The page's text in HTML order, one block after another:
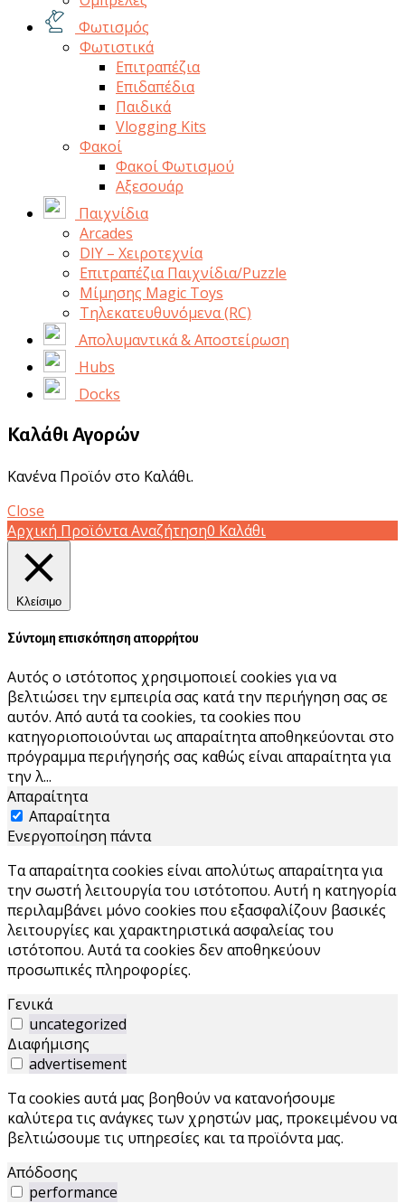
Φωτισμός
Φωτιστικά
Επιτραπέζια
Επιδαπέδια
Παιδικά
Vlogging Kits
Φακοί
Φακοί Φωτισμού
Αξεσουάρ
Παιχνίδια
Arcades
DIY – Χειροτεχνία
Επιτραπέζια Παιχνίδια/Puzzle
Μίμησης Magic Toys
Τηλεκατευθυνόμενα (RC)
Απολυμαντικά & Αποστείρωση
Hubs
Docks
Καλάθι Αγορών
Κανένα Προϊόν στο Καλάθι.
Close
Αρχική ΠροϊόνταΑναζήτηση0 Καλάθι
Κλείσιμο
Σύντομη επισκόπηση απορρήτου
Αυτός ο ιστότοπος χρησιμοποιεί cookies για να
βελτιώσει την εμπειρία σας κατά την περιήγηση σας σε
αυτόν. Από αυτά τα cookies, τα cookies που
κατηγοριοποιούνται ως απαραίτητα αποθηκεύονται στο
πρόγραμμα περιήγησής σας καθώς είναι απαραίτητα για
την λ...
Απαραίτητα
Απαραίτητα
Ενεργοποίηση πάντα
Τα απαραίτητα cookies είναι απολύτως απαραίτητα για
την σωστή λειτουργία του ιστότοπου. Αυτή η κατηγορία
περιλαμβάνει μόνο cookies που εξασφαλίζουν βασικές
λειτουργίες και χαρακτηριστικά ασφαλείας του
ιστότοπου. Αυτά τα cookies δεν αποθηκεύουν
προσωπικές πληροφορίες.
Γενικά
uncategorized
Διαφήμισης
advertisement
Τα cookies αυτά μας βοηθούν να κατανοήσουμε
καλύτερα τις ανάγκες των χρηστών μας, προκειμένου να
βελτιώσουμε τις υπηρεσίες και τα προϊόντα μας.
Απόδοσης
performance